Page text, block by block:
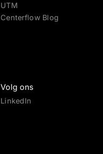
UTM
Centerflow Blog
Volg ons
LinkedIn